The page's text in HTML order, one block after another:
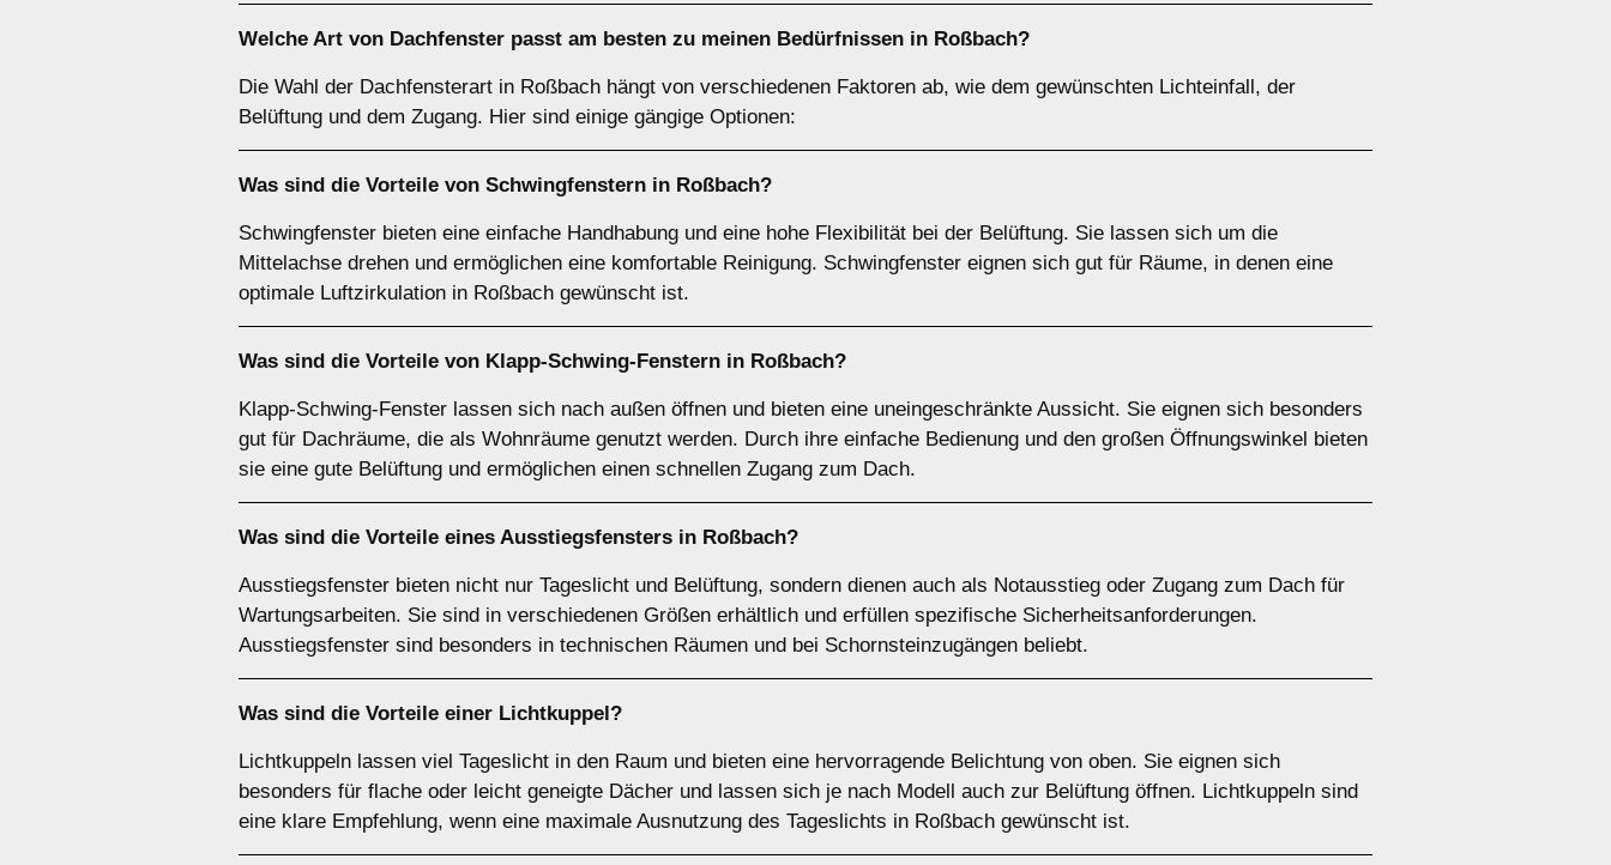
Welche Art von Dachfenster passt am besten zu meinen Bedürfnissen in Roßbach?
Die Wahl der Dachfensterart in Roßbach hängt von verschiedenen Faktoren ab, wie dem gewünschten Lichteinfall, der
Belüftung und dem Zugang. Hier sind einige gängige Optionen:
Was sind die Vorteile von Schwingfenstern in Roßbach?
Schwingfenster bieten eine einfache Handhabung und eine hohe Flexibilität bei der Belüftung. Sie lassen sich um die
Mittelachse drehen und ermöglichen eine komfortable Reinigung. Schwingfenster eignen sich gut für Räume, in denen eine
optimale Luftzirkulation in Roßbach gewünscht ist.
Was sind die Vorteile von Klapp-Schwing-Fenstern in Roßbach?
Klapp-Schwing-Fenster lassen sich nach außen öffnen und bieten eine uneingeschränkte Aussicht. Sie eignen sich besonders
gut für Dachräume, die als Wohnräume genutzt werden. Durch ihre einfache Bedienung und den großen Öffnungswinkel bieten
sie eine gute Belüftung und ermöglichen einen schnellen Zugang zum Dach.
Was sind die Vorteile eines Ausstiegsfensters in Roßbach?
Ausstiegsfenster bieten nicht nur Tageslicht und Belüftung, sondern dienen auch als Notausstieg oder Zugang zum Dach für
Wartungsarbeiten. Sie sind in verschiedenen Größen erhältlich und erfüllen spezifische Sicherheitsanforderungen.
Ausstiegsfenster sind besonders in technischen Räumen und bei Schornsteinzugängen beliebt.
Was sind die Vorteile einer Lichtkuppel?
Lichtkuppeln lassen viel Tageslicht in den Raum und bieten eine hervorragende Belichtung von oben. Sie eignen sich
besonders für flache oder leicht geneigte Dächer und lassen sich je nach Modell auch zur Belüftung öffnen. Lichtkuppeln sind
eine klare Empfehlung, wenn eine maximale Ausnutzung des Tageslichts in Roßbach gewünscht ist.